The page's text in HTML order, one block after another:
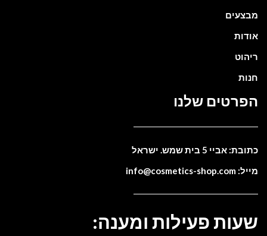
מבצעים
אודות
ריהוט
חנות
הפרטים שלנו
כתובת: אביי 5 בית שמש. ישראל
מייל: info@cosmetics-shop.com
שעות פעילות ומענה: